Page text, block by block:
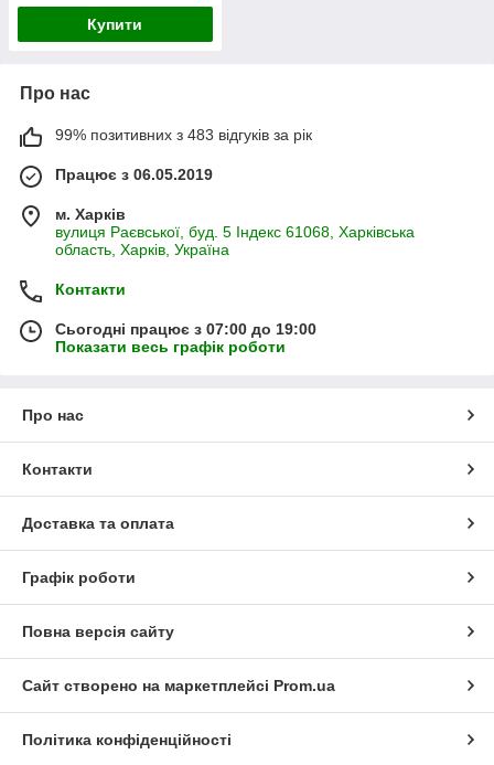
Купити
Про нас
99% позитивних з 483 відгуків за рік
Працює з 06.05.2019
м. Харків
вулиця Раєвської, буд. 5 Індекс 61068, Харківська
область, Харків, Україна
Контакти
Сьогодні працює з 07:00 до 19:00
Показати весь графік роботи
Про нас
Контакти
Доставка та оплата
Графік роботи
Повна версія сайту
Сайт створено на маркетплейсі Prom.ua
Політика конфіденційності